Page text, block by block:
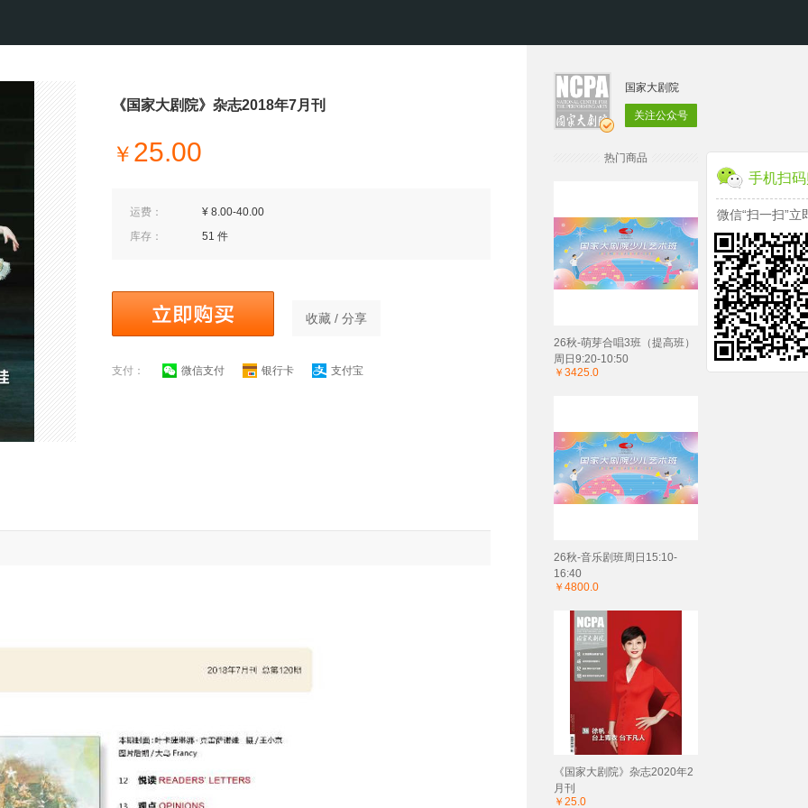
《国家大剧院》杂志2018年7月刊
￥ 25.00
运费：
¥ 8.00-40.00
库存：
51 件
收藏 / 分享
支付： 微信支付 银行卡 支付宝
国家大剧院
关注公众号
热门商品
26秋-萌芽合唱3班（提高班）
周日9:20-10:50
￥3425.0
26秋-音乐剧班周日15:10-
16:40
￥4800.0
《国家大剧院》杂志2020年2
月刊
￥25.0
手机扫
微信“扫一扫”立